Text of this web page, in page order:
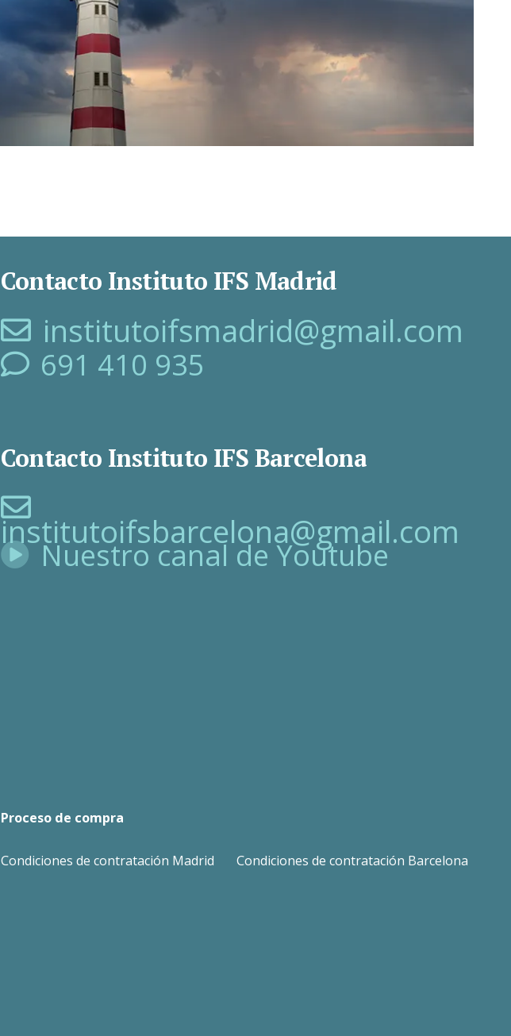
Contacto Instituto IFS Madrid
institutoifsmadrid@gmail.com
691 410 935
Contacto Instituto IFS Barcelona
institutoifsbarcelona@gmail.com
Nuestro canal de Youtube
Proceso de compra
Condiciones de contratación Madrid Condiciones de contratación Barcelona